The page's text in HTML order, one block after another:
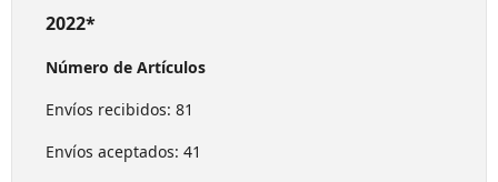
2022*
Número de Artículos
Envíos recibidos: 81
Envíos aceptados: 41